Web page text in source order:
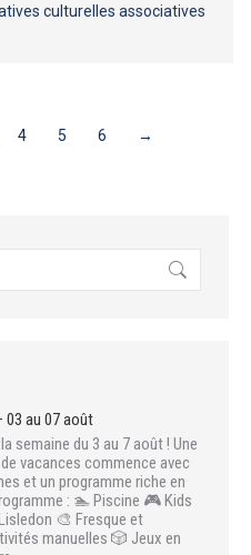
culturelles associatives
4 5 6 →
03 au 07 août
semaine du 3 au 7 août ! Une
vacances commence avec
et un programme riche en
: 🏊 Piscine 🎮 Kids
🎨 Fresque et
manuelles 🎲 Jeux en